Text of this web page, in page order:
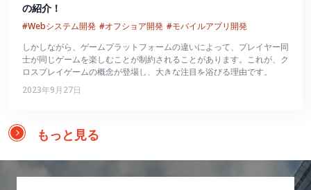
の紹介！
#Webシステム開発 #オフショア開発 #モバイルアプリ開発
しかしながら、ゲームプラットフォームの違いによって、プレイヤー同
士が同じゲームを楽しむことが制約されることがあります。これが、ク
ロスプレイゲームの概念が登場し、大きな注目を浴びる理由です。
2023年9月27日
もっと見る